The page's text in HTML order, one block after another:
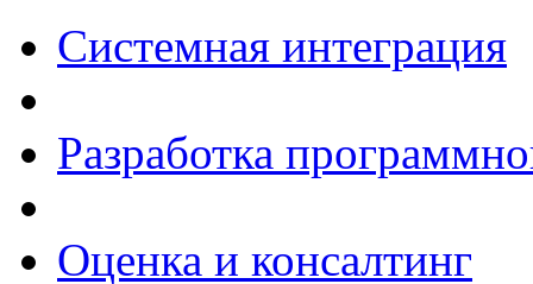
Системная интеграция
Разработка
Оценка и консалтинг